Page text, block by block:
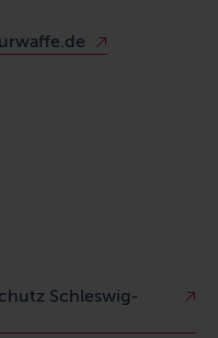
Schleswig-